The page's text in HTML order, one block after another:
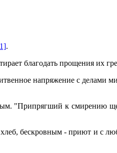
.
благодать прощения их
напряжение с делами
"Припрягший к смирению
хлеб, бескровным - приют и с